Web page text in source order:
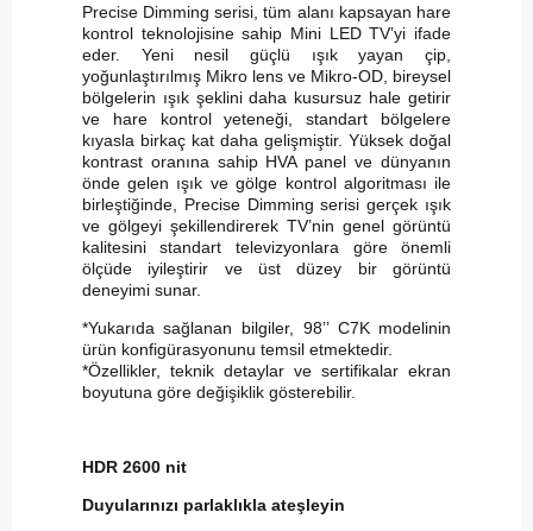
Precise Dimming serisi, tüm alanı kapsayan hare
kontrol teknolojisine sahip Mini LED TV’yi ifade
eder. Yeni nesil güçlü ışık yayan çip,
yoğunlaştırılmış Mikro lens ve Mikro-OD, bireysel
bölgelerin ışık şeklini daha kusursuz hale getirir
ve hare kontrol yeteneği, standart bölgelere
kıyasla birkaç kat daha gelişmiştir. Yüksek doğal
kontrast oranına sahip HVA panel ve dünyanın
önde gelen ışık ve gölge kontrol algoritması ile
birleştiğinde, Precise Dimming serisi gerçek ışık
ve gölgeyi şekillendirerek TV’nin genel görüntü
kalitesini standart televizyonlara göre önemli
ölçüde iyileştirir ve üst düzey bir görüntü
deneyimi sunar.
*Yukarıda sağlanan bilgiler, 98’’ C7K modelinin
ürün konfigürasyonunu temsil etmektedir.
*Özellikler, teknik detaylar ve sertifikalar ekran
boyutuna göre değişiklik gösterebilir.
HDR 2600 nit
Duyularınızı parlaklıkla ateşleyin